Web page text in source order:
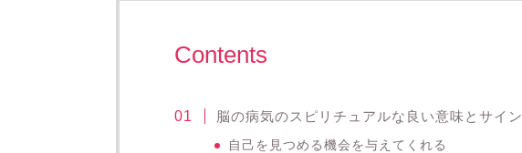
Contents
脳の病気のスピリチュアルな良い意味とサイン
自己を見つめる機会を与えてくれる